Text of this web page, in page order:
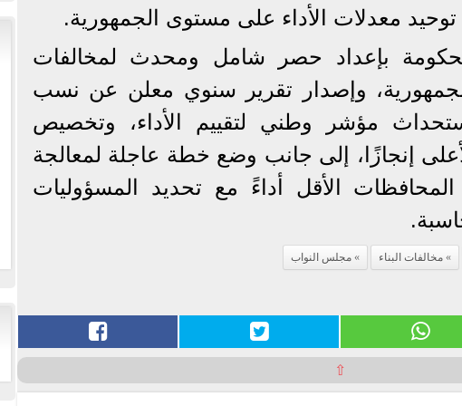
معدلات الأداء على مستوى الجمهورية.
بإعداد حصر شامل ومحدث لمخالفات
وإصدار تقرير سنوي معلن عن نسب
مؤشر وطني لتقييم الأداء، وتخصيص
إنجازًا، إلى جانب وضع خطة عاجلة لمعالجة
المحافظات الأقل أداءً مع تحديد المسؤوليات
مخالفات البناء مجلس النواب
⇧